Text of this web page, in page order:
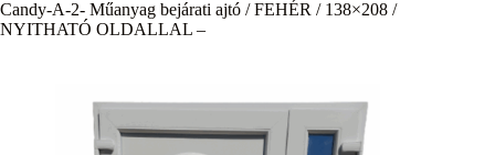
Candy-A-2- Műanyag bejárati ajtó / FEHÉR / 138×208 /
NYITHATÓ OLDALLAL –